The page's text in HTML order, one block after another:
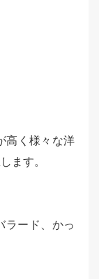
高く様々な洋
ます。
ラード、かっ